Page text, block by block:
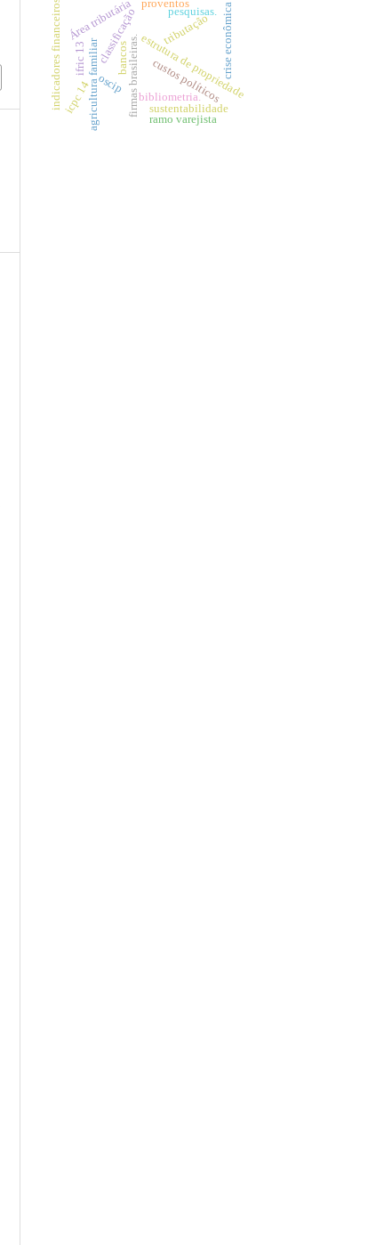
classificação
Área tributária tributação
estrutura de propriedade
firmas brasileiras.
agricultura familiar bibliometria.
bancos crise econômica
pesquisas.
oscip
sustentabilidade
ramo varejista
custos políticos
ifric 13
icpc 14
indicadores financeiros proventos